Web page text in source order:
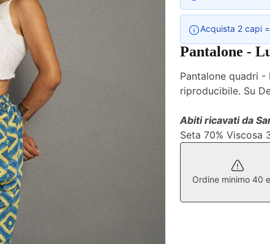
Acquista 2 capi =
Pantalone -
Pantalone quadri
riproducibile. Su
Abiti ricavati da
Seta 70% Viscosa
Ordine minimo 40